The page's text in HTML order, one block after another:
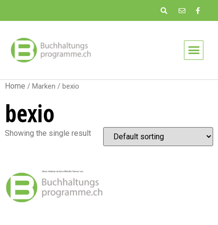
Home / Marken / bexio
bexio
Showing the single result